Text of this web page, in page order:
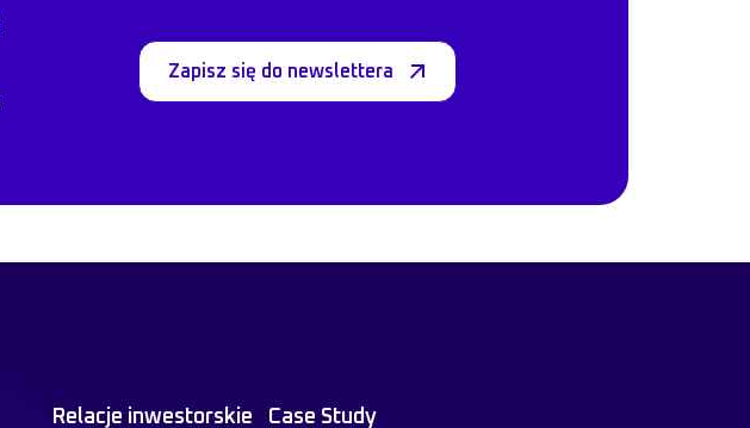
Zapisz się do newslettera
Relacje inwestorskie Case Study